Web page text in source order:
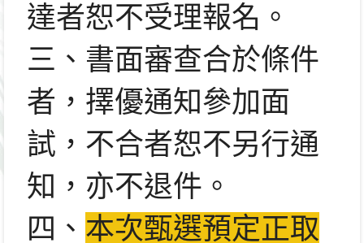
達者恕不受理報名。
三、書面審查合於條件
者，擇優通知參加面
試， 不合者恕不另行通
知，亦不退件。
四、 本次甄選預定正取